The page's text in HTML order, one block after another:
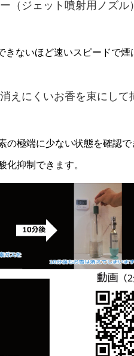
ジェット噴射用ノズル
きないほど速いスピードで煙
にくいお香を束にして
極端に少ない状態を確認で
化抑制できます。